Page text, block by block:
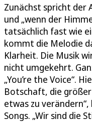
Zunächst spricht der
und „wenn der
tatsächlich fast wie
kommt die Melodie
Klarheit. Die Musik
nicht umgekehrt.
„You’re the Voice“.
Botschaft, die größer
etwas zu
Songs. „Wir sind die